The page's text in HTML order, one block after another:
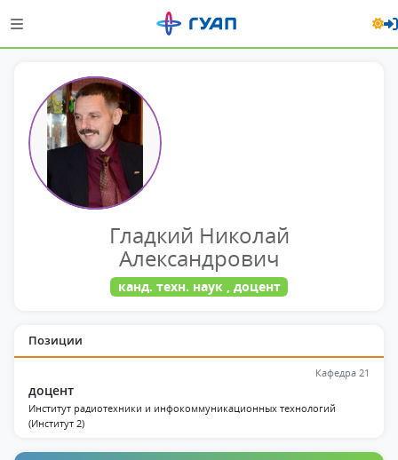
Гладкий Николай
Александрович
канд. техн. наук , доцент
Позиции
Кафедра 21
доцент
Институт радиотехники и инфокоммуникационных технологий
(Институт 2)